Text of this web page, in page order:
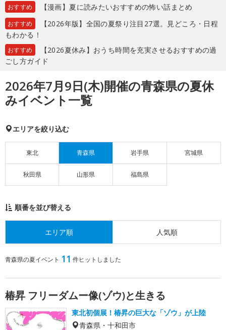
おすすめ 【漫画】夏に読みたいおすすめの怖い話まとめ
おすすめ
【2026年版】全国の夏祭り注目27選。見どころ・日程
もわかる！
おすすめ
【2026夏休み】おうち時間を充実させるおすすめの過
ごし方ガイド
2026年7月9日(木)開催の青森県の夏休
みイベント一覧
エリアを絞り込む
東北 青森県 岩手県 宮城県
秋田県 山形県 福島県
順番を並び替える
エリア順 人気順
青森県の夏イベント 11 件ヒットしました
椿昇 フリーダムー像(ゾウ)と生きる
東北初個展！椿昇の巨大な「ゾウ」が上陸
青森県・十和田市